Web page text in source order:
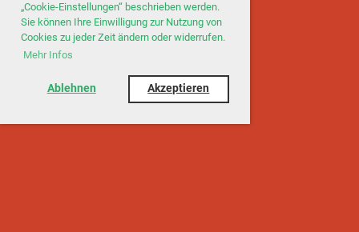
„Cookie-Einstellungen“ beschrieben werden.
Sie können Ihre Einwilligung zur Nutzung von
Cookies zu jeder Zeit ändern oder widerrufen.
Mehr Infos
Ablehnen Akzeptieren